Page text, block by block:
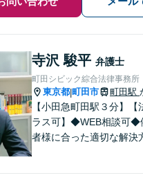
寺沢 駿平 弁護士
町田シビック綜合法律事務所
東京都|町田市 町田駅
【小田急町田駅３分】【
ラス可】◆WEB相談可◆
者様に合った適切な解決